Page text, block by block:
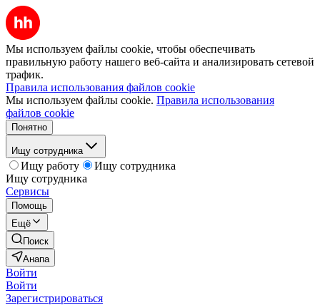
Мы используем файлы cookie, чтобы обеспечивать
правильную работу нашего веб-сайта и анализировать сетевой
трафик.
Правила использования файлов cookie
Мы используем файлы cookie. Правила использования
файлов cookie
Понятно
Ищу сотрудника
Ищу работу
Ищу сотрудника
Ищу сотрудника
Сервисы
Помощь
Ещё
Поиск
Анапа
Войти
Войти
Зарегистрироваться